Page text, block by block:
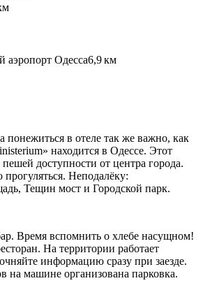
Одесса6,9 км
понежиться в отеле так же важно, как
находится в Одессе. Этот
пешей доступности от центра города.
Неподалёку:
Тещин мост и Городской парк.
Время вспомнить о хлебе насущном!
На территории работает
информацию сразу при заезде.
на машине организована парковка.